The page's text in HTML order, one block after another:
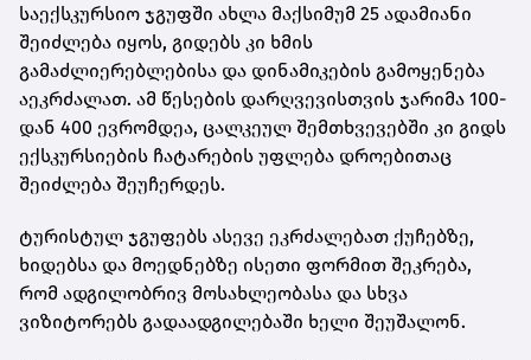
საექსკურსიო ჯგუფში ახლა მაქსიმუმ 25 ადამიანი
შეიძლება იყოს, გიდებს კი ხმის
გამაძლიერებლებისა და დინამიკების გამოყენება
აეკრძალათ. ამ წესების დარღვევისთვის ჯარიმა 100-
დან 400 ევრომდეა, ცალკეულ შემთხვევებში კი გიდს
ექსკურსიების ჩატარების უფლება დროებითაც
შეიძლება შეუჩერდეს.
ტურისტულ ჯგუფებს ასევე ეკრძალებათ ქუჩებზე,
ხიდებსა და მოედნებზე ისეთი ფორმით შეკრება,
რომ ადგილობრივ მოსახლეობასა და სხვა
ვიზიტორებს გადაადგილებაში ხელი შეუშალონ.